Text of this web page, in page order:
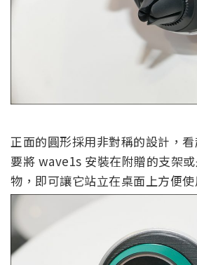
正面的圓形採用非對稱的設計，
要將 wave1s 安裝在附贈的支架
物，即可讓它站立在桌面上方便使